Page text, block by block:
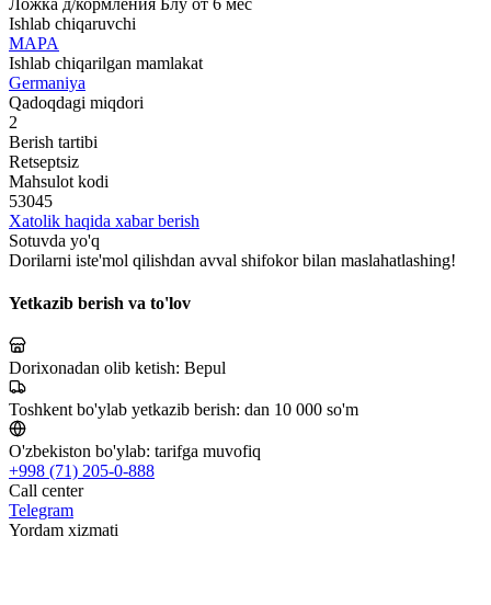
Ishlab chiqaruvchi
MAPA
Ishlab chiqarilgan mamlakat
Germaniya
Qadoqdagi miqdori
2
Berish tartibi
Retseptsiz
Mahsulot kodi
53045
Xatolik haqida xabar berish
Sotuvda yo'q
Dorilarni iste'mol qilishdan avval shifokor bilan maslahatlashing!
Yetkazib berish va to'lov
Dorixonadan olib ketish: Bepul
Toshkent bo'ylab yetkazib berish: dan 10 000 so'm
O'zbekiston bo'ylab: tarifga muvofiq
+998 (71) 205-0-888
Call center
Telegram
Yordam xizmati